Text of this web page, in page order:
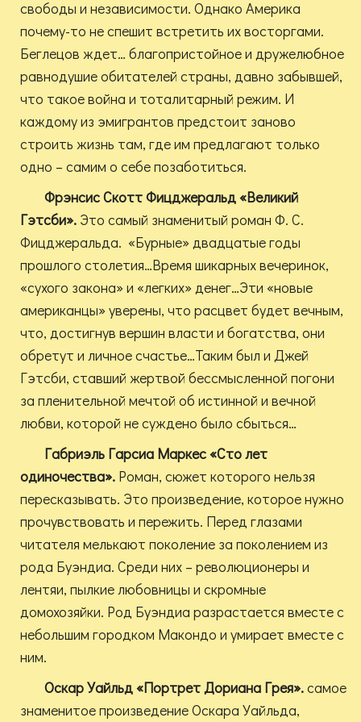
свободы и независимости. Однако Америка
почему-то не спешит встретить их восторгами.
Беглецов ждет… благопристойное и дружелюбное
равнодушие обитателей страны, давно забывшей,
что такое война и тоталитарный режим. И
каждому из эмигрантов предстоит заново
строить жизнь там, где им предлагают только
одно – самим о себе позаботиться.
Фрэнсис Скотт Фицджеральд «Великий
Гэтсби». Это самый знаменитый роман Ф. С.
Фицджеральда. «Бурные» двадцатые годы
прошлого столетия…Время шикарных вечеринок,
«сухого закона» и «легких» денег…Эти «новые
американцы» уверены, что расцвет будет вечным,
что, достигнув вершин власти и богатства, они
обретут и личное счастье…Таким был и Джей
Гэтсби, ставший жертвой бессмысленной погони
за пленительной мечтой об истинной и вечной
любви, которой не суждено было сбыться…
Габриэль Гарсиа Маркес «Сто лет
одиночества». Роман, сюжет которого нельзя
пересказывать. Это произведение, которое нужно
прочувствовать и пережить. Перед глазами
читателя мелькают поколение за поколением из
рода Буэндиа. Среди них – революционеры и
лентяи, пылкие любовницы и скромные
домохозяйки. Род Буэндиа разрастается вместе с
небольшим городком Макондо и умирает вместе с
ним.
Оскар Уайльд «Портрет Дориана Грея».самое
знаменитое произведение Оскара Уайльда,